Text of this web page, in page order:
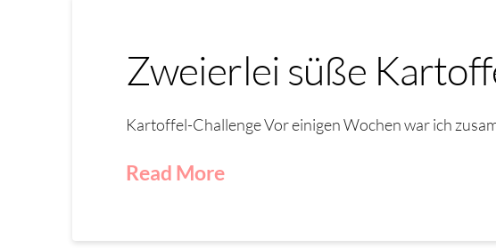
Zweierlei süße
Kartoffel-Challenge Vor einigen Wochen war ich
Read More